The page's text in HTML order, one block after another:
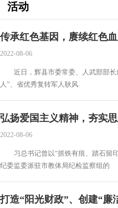
活动
传承红色基因，赓续红色
2022-08-06
近日，辉县市委常委、人武部部长
人”、省优秀复转军人耿风
弘扬爱国主义精神，夯实
2022-08-06
习总书记曾以“抓铁有痕、踏石留印
纪委监委派驻市教体局纪检监察组的
打造“阳光财政”、创建“廉